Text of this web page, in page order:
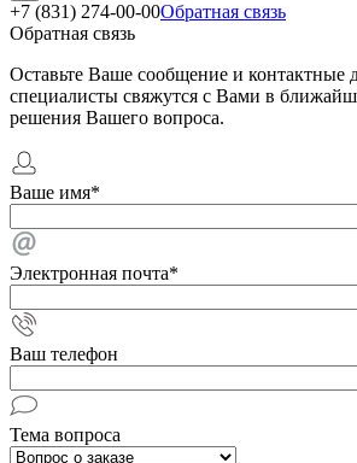
+7 (831) 274-00-00Обратная связь
Обратная связь
Оставьте Ваше сообщение и контактные
специалисты свяжутся с Вами в
решения Вашего вопроса.
Ваше имя*
Электронная почта*
Ваш телефон
Тема вопроса